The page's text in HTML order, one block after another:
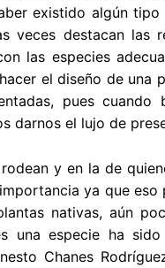
existido algún
veces destacan las
las especies
el diseño de una
pues cuando
darnos el lujo de
y en la de
ya que
nativas, aún
una especie ha
Chanes